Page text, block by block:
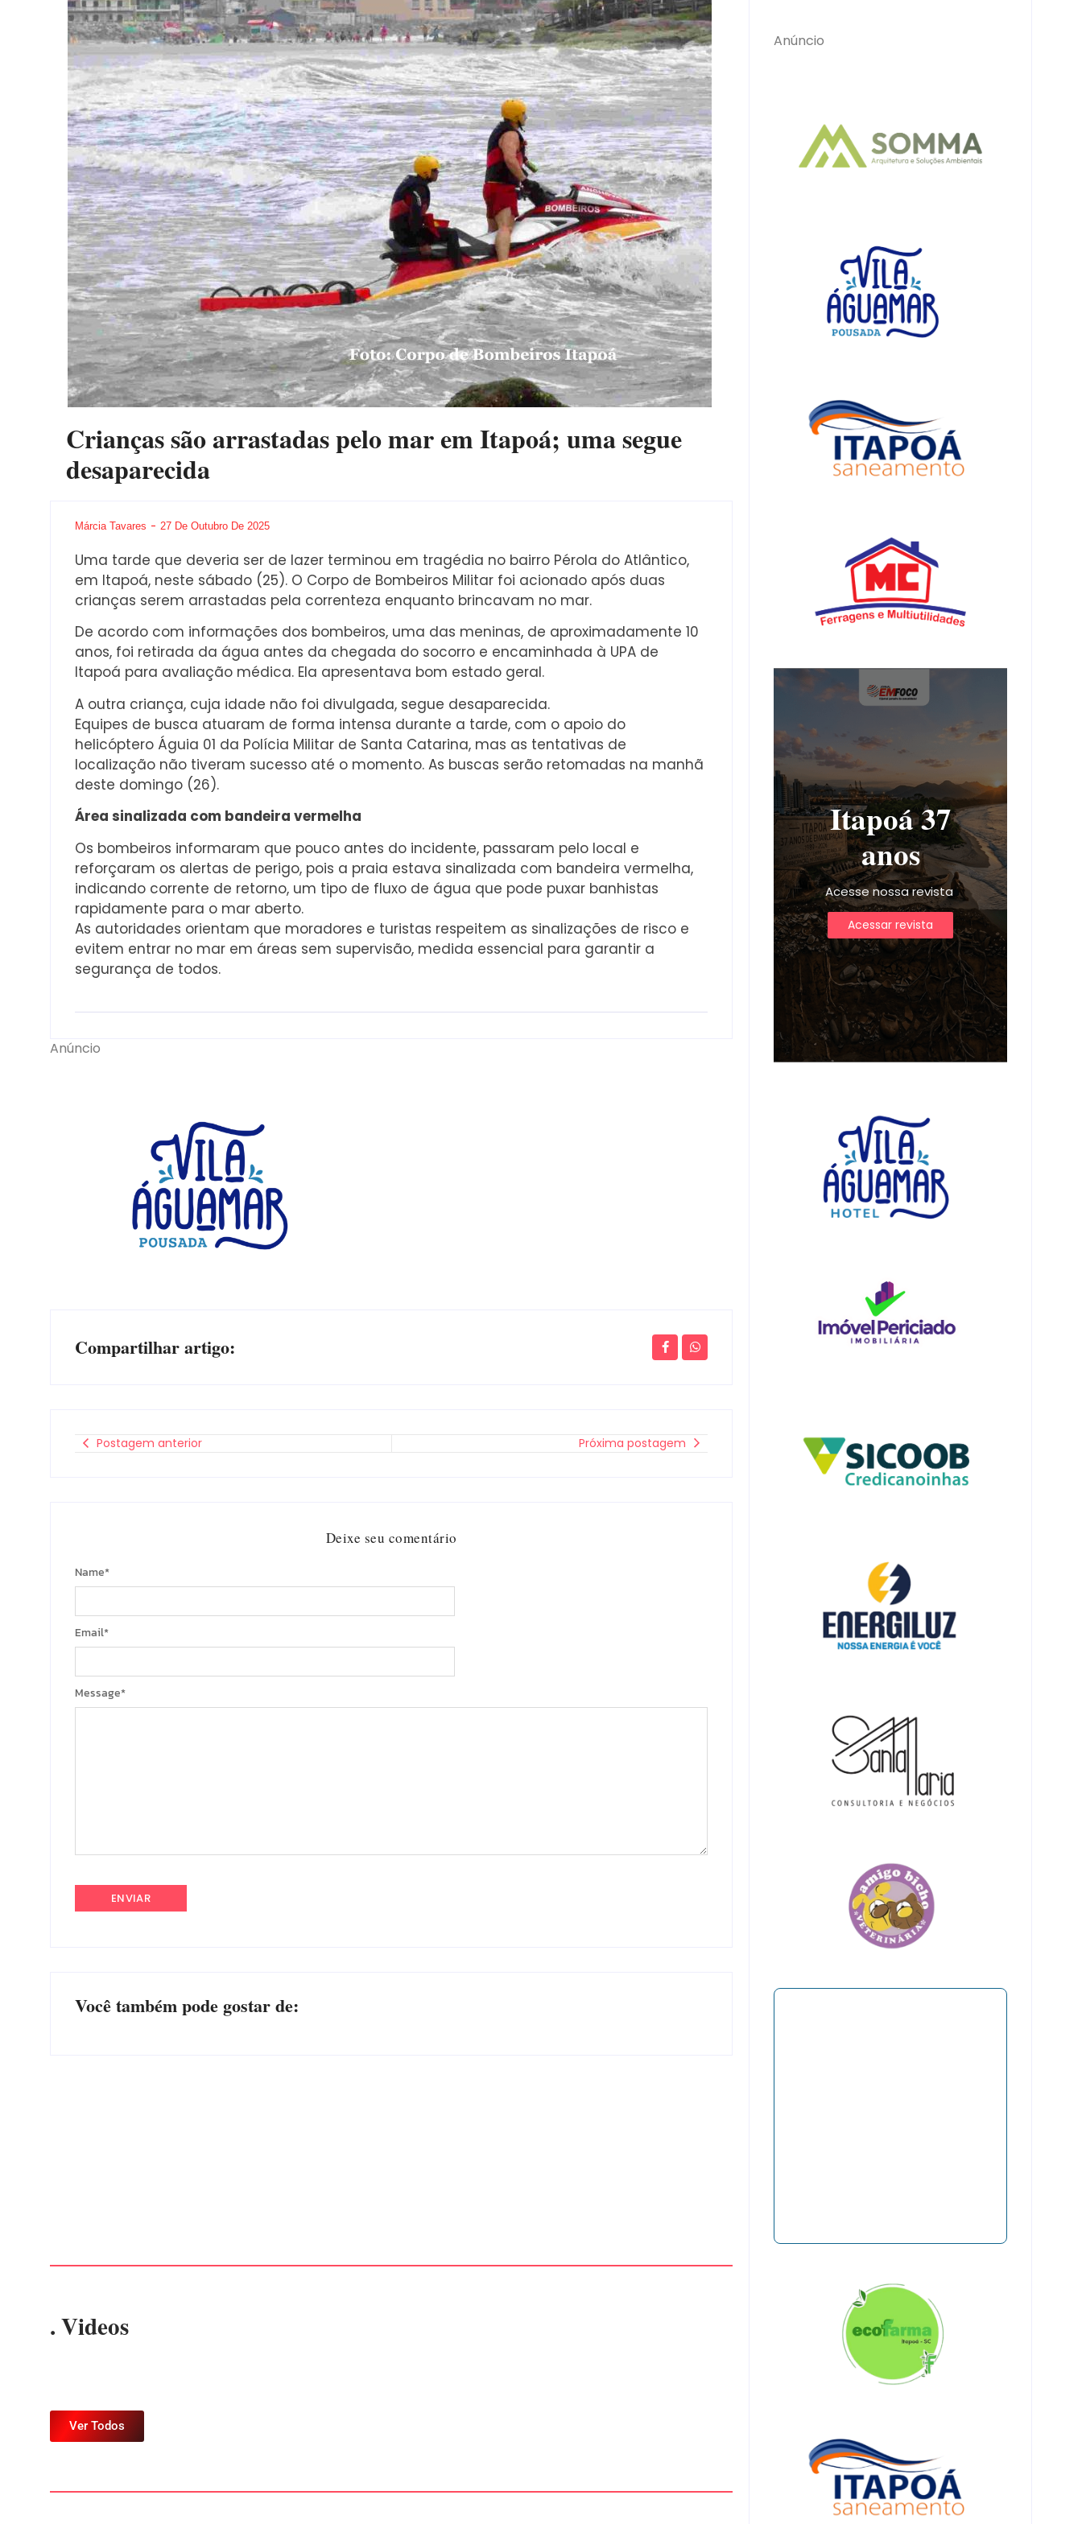
Crianças são arrastadas pelo mar em Itapoá; uma segue
desaparecida
Márcia Tavares 27 De Outubro De 2025
Uma tarde que deveria ser de lazer terminou em tragédia no bairro Pérola do Atlântico,
em Itapoá, neste sábado (25). O Corpo de Bombeiros Militar foi acionado após duas
crianças serem arrastadas pela correnteza enquanto brincavam no mar.
De acordo com informações dos bombeiros, uma das meninas, de aproximadamente 10
anos, foi retirada da água antes da chegada do socorro e encaminhada à UPA de
Itapoá para avaliação médica. Ela apresentava bom estado geral.
A outra criança, cuja idade não foi divulgada, segue desaparecida.
Equipes de busca atuaram de forma intensa durante a tarde, com o apoio do
helicóptero Águia 01 da Polícia Militar de Santa Catarina, mas as tentativas de
localização não tiveram sucesso até o momento. As buscas serão retomadas na manhã
deste domingo (26).
Área sinalizada com bandeira vermelha
Os bombeiros informaram que pouco antes do incidente, passaram pelo local e
reforçaram os alertas de perigo, pois a praia estava sinalizada com bandeira vermelha,
indicando corrente de retorno, um tipo de fluxo de água que pode puxar banhistas
rapidamente para o mar aberto.
As autoridades orientam que moradores e turistas respeitem as sinalizações de risco e
evitem entrar no mar em áreas sem supervisão, medida essencial para garantir a
segurança de todos.
Anúncio
Compartilhar artigo:
Postagem anterior Próxima postagem
Deixe seu comentário
Message*
Name*
Email*
Você também pode gostar de:
. Videos
Ver Todos
Anúncio
Itapoá 37
anos
Acesse nossa revista
Acessar revista